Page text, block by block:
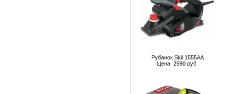
Рубанок Skil 1555AA
Цена: 2590 руб.